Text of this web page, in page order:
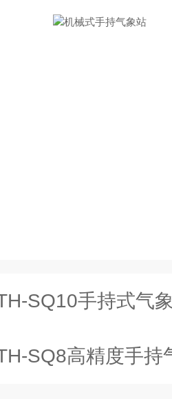
SQ10手持式气
SQ8高精度手持